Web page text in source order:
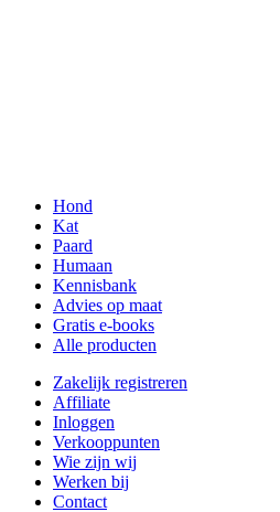
Hond
Kat
Paard
Humaan
Kennisbank
Advies op maat
Gratis e-books
Alle producten
Zakelijk registreren
Affiliate
Inloggen
Verkooppunten
Wie zijn wij
Werken bij
Contact